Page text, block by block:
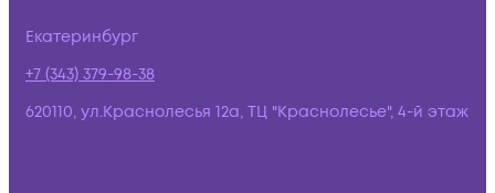
Екатеринбург
+7 (343) 379-98-38
620110, ул.Краснолесья 12а, ТЦ "Краснолесье", 4-й этаж